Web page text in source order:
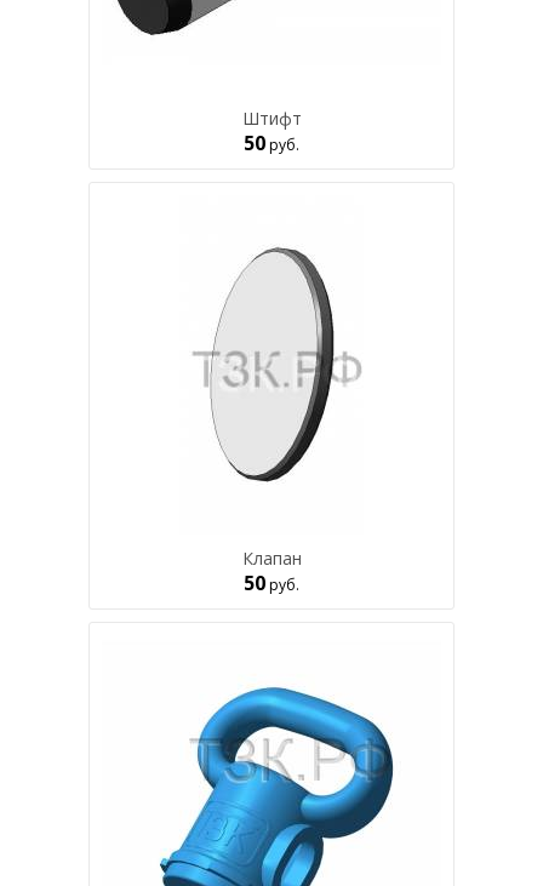
Штифт
50руб.
Клапан
50руб.